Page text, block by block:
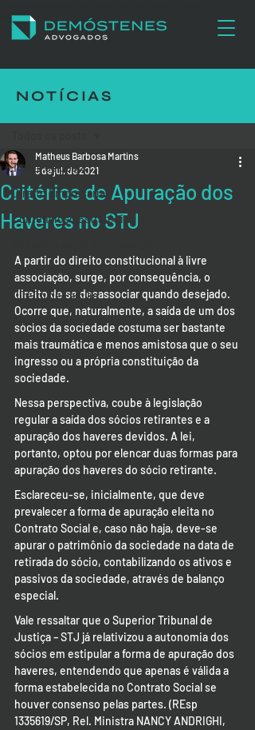
Advogados
Post
Todos os posts
Direito Empresarial
Contencioso Estratégico
Direito Trabalhista
Direito de Família
Direito Médico e da Saúde
Critérios de Apuração dos
Haveres no STJ
Matheus Barbosa Martins
5 de jul. de 2021
A partir do direito constitucional à livre
associação, surge, por consequência, o
direito de se desassociar quando desejado.
Ocorre que, naturalmente, a saída de um dos
sócios da sociedade costuma ser bastante
mais traumática e menos amistosa que o seu
ingresso ou a própria constituição da
sociedade.
Nessa perspectiva, coube à legislação
regular a saída dos sócios retirantes e a
apuração dos haveres devidos. A lei,
portanto, optou por elencar duas formas para
apuração dos haveres do sócio retirante.
Esclareceu-se, inicialmente, que deve
prevalecer a forma de apuração eleita no
Contrato Social e, caso não haja, deve-se
apurar o patrimônio da sociedade na data de
retirada do sócio, contabilizando os ativos e
passivos da sociedade, através de balanço
especial.
Vale ressaltar que o Superior Tribunal de
Justiça – STJ já relativizou a autonomia dos
sócios em estipular a forma de apuração dos
haveres, entendendo que apenas é válida a
forma estabelecida no Contrato Social se
houver consenso pelas partes. (REsp
1335619/SP, Rel. Ministra NANCY ANDRIGHI,
NOTÍCIAS